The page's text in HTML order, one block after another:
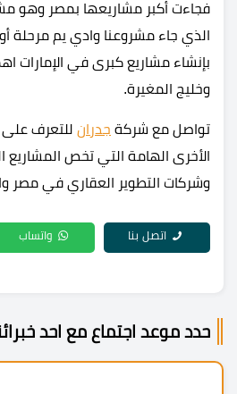
فجاءت أكبر مشاريعها بمصر وهو
الذي جاء مشروعنا وادي يم مرحلة
بإنشاء مشاريع كبرى في الإمارات
وخليج المغيرة.
تواصل مع شركة جدران للتعرف على
الأخرى الهامة التي تخص المشاريع
وشركات التطوير العقاري في مصر
اتصل بنا واتساب
حدد موعد اجتماع مع احد